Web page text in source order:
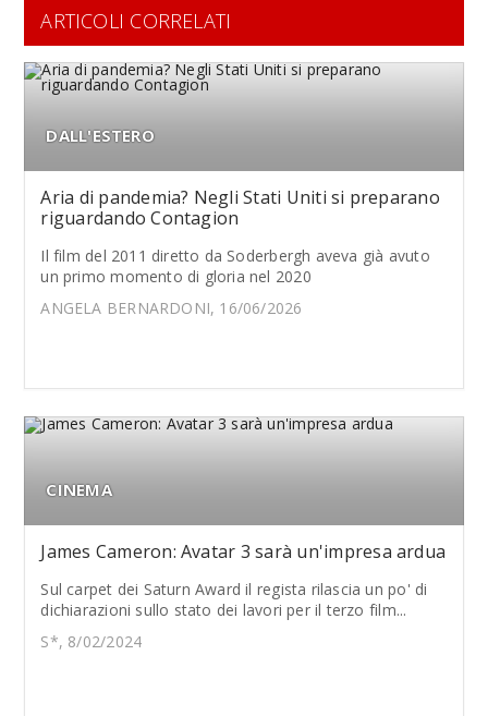
ARTICOLI CORRELATI
DALL'ESTERO
Aria di pandemia? Negli Stati Uniti si preparano
riguardando Contagion
Il film del 2011 diretto da Soderbergh aveva già avuto
un primo momento di gloria nel 2020
ANGELA BERNARDONI, 16/06/2026
CINEMA
James Cameron: Avatar 3 sarà un'impresa ardua
Sul carpet dei Saturn Award il regista rilascia un po' di
dichiarazioni sullo stato dei lavori per il terzo film...
S*, 8/02/2024